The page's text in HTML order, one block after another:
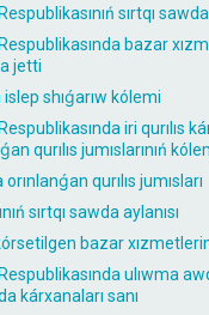
sırtqı
bazar
jetti
shıǵarıw kólemi
iri qurılıs
qurılıs jumıslarınıń
qurılıs jumısları
sırtqı sawda aylanısı
bazar
ulıwma
kárxanaları sanı